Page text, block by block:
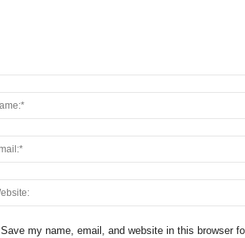
Save my name, email, and website in this browser